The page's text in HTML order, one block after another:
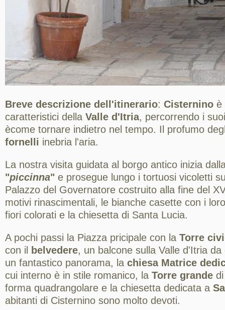
Breve descrizione dell'itinerario: Cisternino è
caratteristici della Valle d'Itria, percorrendo i
ècome tornare indietro nel tempo. Il profumo
fornelli inebria l'aria.
La nostra visita guidata al borgo antico inizia
"piccinna" e prosegue lungo i tortuosi vicoletti
Palazzo del Governatore costruito alla fine del
motivi rinascimentali, le bianche casette con i
fiori colorati e la chiesetta di Santa Lucia.
A pochi passi la Piazza pricipale con la Torre
con il
belvedere, un balcone sulla Valle d'Itria
un fantastico panorama, la chiesa Matrice
cui interno è in stile romanico, la Torre grande
forma quadrangolare e la chiesetta dedicata a
abitanti di Cisternino sono molto devoti.